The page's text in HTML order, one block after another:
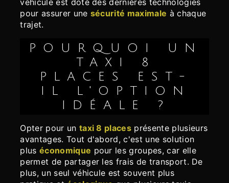
véhicule est doté des dernières technologies
pour assurer une sécurité maximale à chaque
trajet.
POURQUOI UN
TAXI 8
PLACES EST-
IL L'OPTION
IDÉALE ?
Opter pour un taxi 8 places présente plusieurs
avantages. Tout d'abord, c'est une solution
plus économique pour les groupes, car elle
permet de partager les frais de transport. De
plus, un seul véhicule est souvent plus